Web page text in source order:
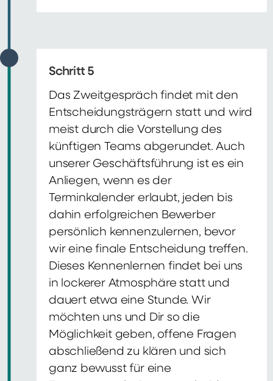
Schritt 5
Das Zweitgespräch findet mit den
Entscheidungsträgern statt und wird
meist durch die Vorstellung des
künftigen Teams abgerundet. Auch
unserer Geschäftsführung ist es ein
Anliegen, wenn es der
Terminkalender erlaubt, jeden bis
dahin erfolgreichen Bewerber
persönlich kennenzulernen, bevor
wir eine finale Entscheidung treffen.
Dieses Kennenlernen findet bei uns
in lockerer Atmosphäre statt und
dauert etwa eine Stunde. Wir
möchten uns und Dir so die
Möglichkeit geben, offene Fragen
abschließend zu klären und sich
ganz bewusst für eine